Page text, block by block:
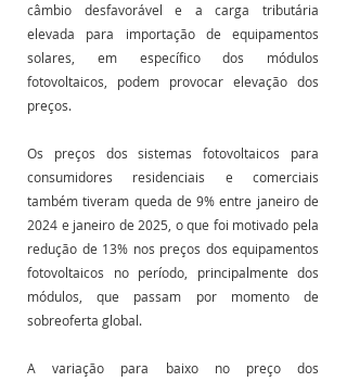
câmbio desfavorável e a carga tributária
elevada para importação de equipamentos
solares, em específico dos módulos
fotovoltaicos, podem provocar elevação dos
preços.
Os preços dos sistemas fotovoltaicos para
consumidores residenciais e comerciais
também tiveram queda de 9% entre janeiro de
2024 e janeiro de 2025, o que foi motivado pela
redução de 13% nos preços dos equipamentos
fotovoltaicos no período, principalmente dos
módulos, que passam por momento de
sobreoferta global.
A variação para baixo no preço dos